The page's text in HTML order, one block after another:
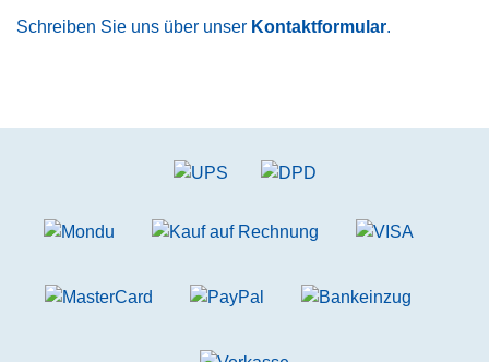
Schreiben Sie uns über unser Kontaktformular.